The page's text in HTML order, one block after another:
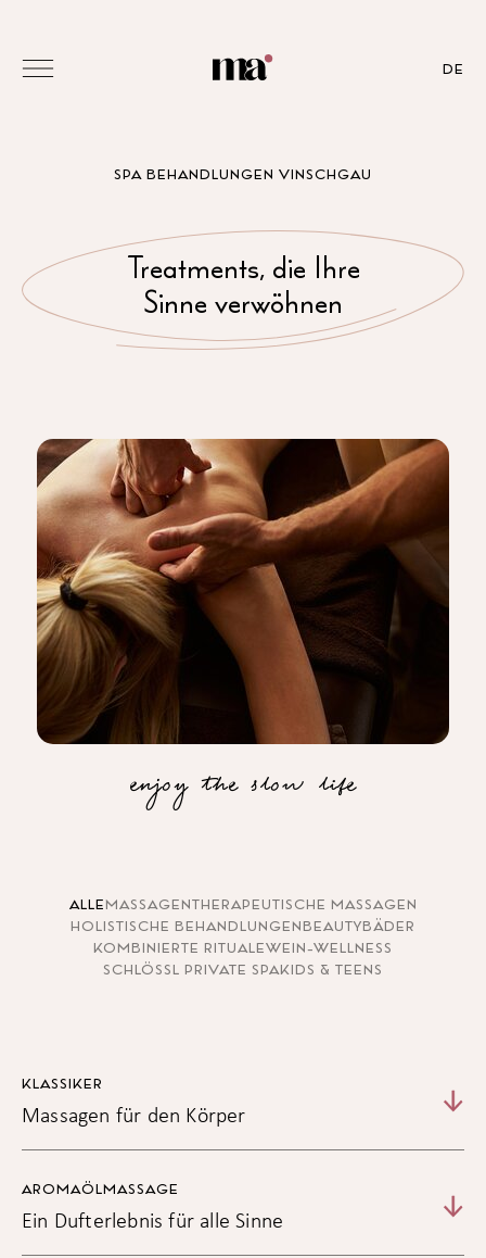
DE
SPA BEHANDLUNGEN VINSCHGAU
Treatments, die Ihre
Sinne verwöhnen
enjoy the slow life
ALLEMASSAGENTHERAPEUTISCHE MASSAGEN
HOLISTISCHE BEHANDLUNGENBEAUTYBÄDER
KOMBINIERTE RITUALEWEIN-WELLNESS
SCHLÖSSL PRIVATE SPAKIDS & TEENS
KLASSIKER
Massagen für den Körper
Bein-Fußmassage ca. 25 Min.
Kopf-Gesichtsmassage ca. 25 Min. € 46,00
AROMAÖLMASSAGE
Ein Dufterlebnis für alle Sinne